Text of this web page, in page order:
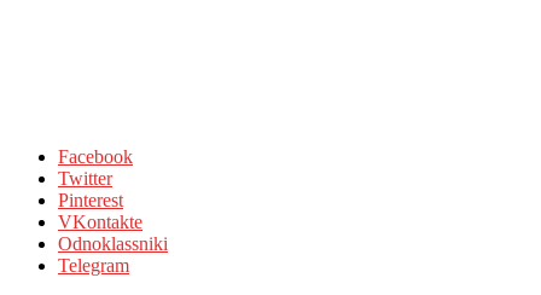
Facebook
Twitter
Pinterest
VKontakte
Odnoklassniki
Telegram